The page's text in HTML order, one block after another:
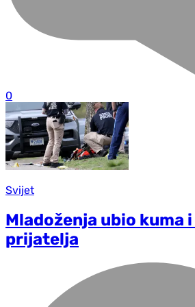
0
Svijet
Mladoženja ubio kuma
prijatelja